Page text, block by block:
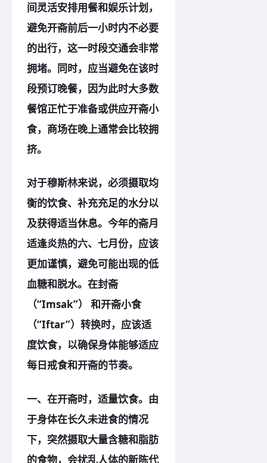
间灵活安排用餐和娱乐计划，
避免开斋前后一小时内不必要
的出行，这一时段交通会非常
拥堵。同时，应当避免在该时
段预订晚餐，因为此时大多数
餐馆正忙于准备或供应开斋小
食，商场在晚上通常会比较拥
挤。
对于穆斯林来说，必须摄取均
衡的饮食、补充充足的水分以
及获得适当休息。今年的斋月
适逢炎热的六、七月份，应该
更加谨慎，避免可能出现的低
血糖和脱水。在封斋
（“Imsak”） 和开斋小食
（“Iftar”）转换时，应该适
度饮食，以确保身体能够适应
每日戒食和开斋的节奏。
一、在开斋时，适量饮食。由
于身体在长久未进食的情况
下，突然摄取大量含糖和脂肪
的食物，会扰乱人体的新陈代